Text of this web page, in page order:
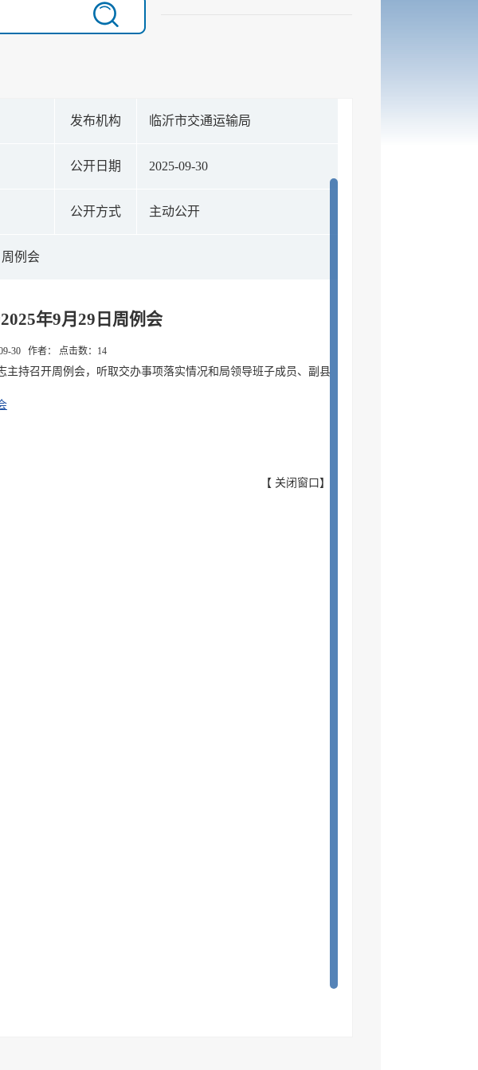
发布机构 临沂市交通运输局
公开日期 2025-09-30
公开方式 主动公开
例会
年9月29日周例会
30 作者： 点击数： 14
主持召开周例会，听取交办事项落实情况和局领导班子成员、副县
【 关闭窗口 】